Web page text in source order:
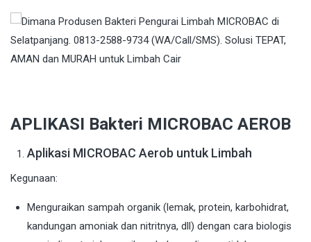
APLIKASI Bakteri MICROBAC AEROB
Aplikasi MICROBAC Aerob untuk Limbah
Kegunaan:
Menguraikan sampah organik (lemak, protein, karbohidrat,
kandungan amoniak dan nitritnya, dll) dengan cara biologis